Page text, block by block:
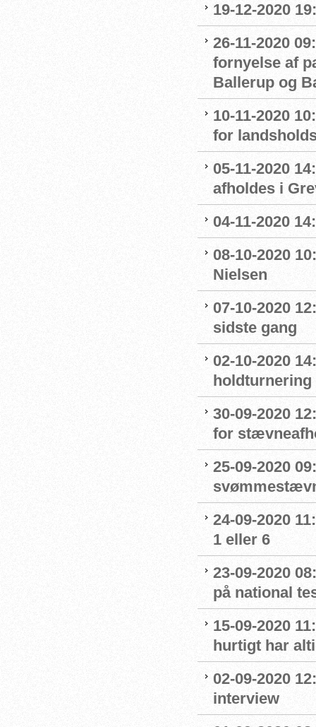
19-12-2020
26-11-2020
fornyelse af
Ballerup og
10-11-2020
for
05-11-2020
afholdes i
04-11-2020
08-10-2020
Nielsen
07-10-2020
sidste gang
02-10-2020
holdturnering
30-09-2020
for
25-09-2020
24-09-2020
1 eller 6
23-09-2020
på national
15-09-2020
hurtigt har
02-09-2020
interview